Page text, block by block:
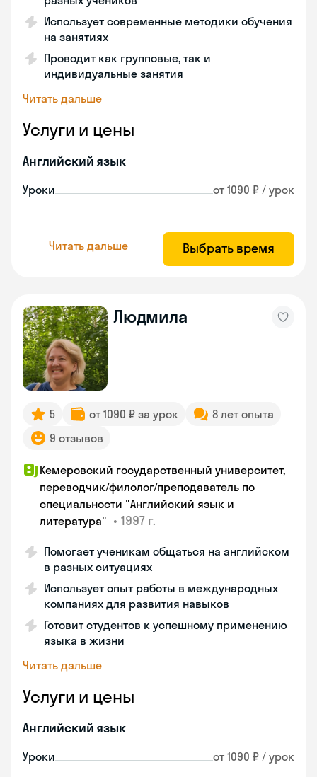
Использует современные методики обучения
на занятиях
Проводит как групповые, так и
индивидуальные занятия
Читать дальше
Услуги и цены
Английский язык
Уроки от 1090 ₽ / урок
Читать дальше Выбрать время
Людмила
5 от 1090 ₽ за урок
8 лет опыта
9 отзывов
Кемеровский государственный университет,
переводчик/филолог/преподаватель по
специальности "Английский язык и
литература" • 1997 г.
Помогает ученикам общаться на английском
в разных ситуациях
Использует опыт работы в международных
компаниях для развития навыков
Готовит студентов к успешному применению
языка в жизни
Читать дальше
Услуги и цены
Английский язык
Уроки от 1090 ₽ / урок